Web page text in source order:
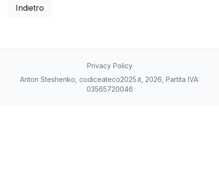
Indietro
Privacy Policy
Anton Steshenko, codiceateco2025.it, 2026, Partita IVA:
03565720046